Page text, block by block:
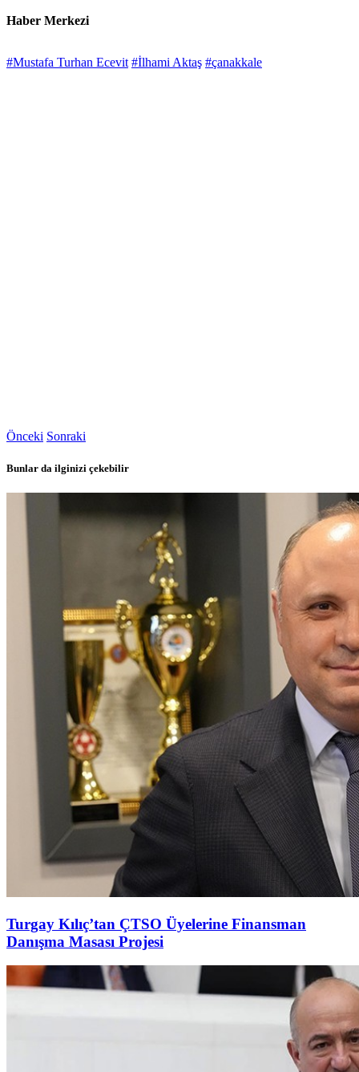
Haber Merkezi
#Mustafa Turhan Ecevit #İlhami Aktaş #çanakkale
Önceki Sonraki
Bunlar da ilginizi çekebilir
Turgay Kılıç’tan ÇTSO Üyelerine Finansman
Danışma Masası Projesi